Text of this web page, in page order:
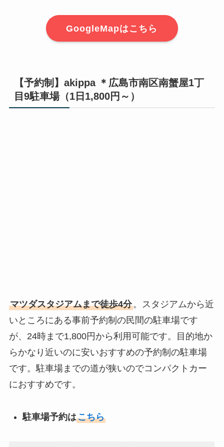
GoogleMapはこちら
【予約制】akippa ＊広島市南区南蟹屋1丁
目9駐車場（1日1,800円～）
マツダスタジアムまで徒歩4分。スタジアムから近
いところにある事前予約制の民間の駐車場です
が、24時まで1,800円から利用可能です。目的地か
らかなり近いのに安いおすすめの予約制の駐車場
です。駐車場までの道が狭いのでコンパクトカー
におすすめです。
駐車場予約はこちら